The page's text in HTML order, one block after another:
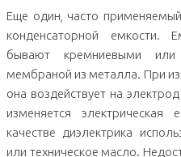
Еще один, часто
конденсаторной емкости.
бывают кремниевыми или
мембраной из металла. При
она воздействует на
изменяется
качестве диэлектрика
или техническое масло.